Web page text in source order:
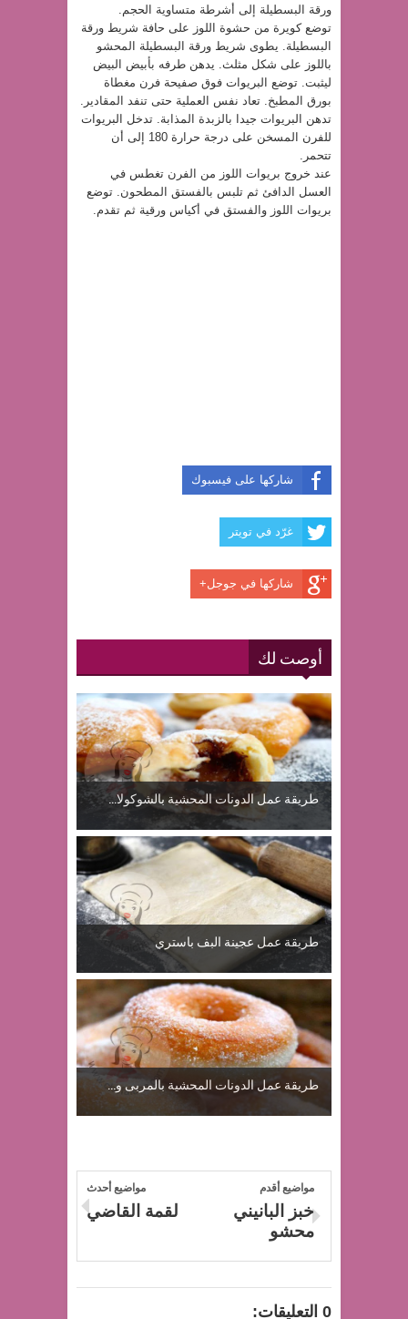
ورقة البسطيلة إلى أشرطة متساوية الحجم.
توضع كويرة من حشوة اللوز على حافة شريط ورقة
البسطيلة. يطوى شريط ورقة البسطيلة المحشو
باللوز على شكل مثلث. يدهن طرفه بأبيض البيض
ليثبت. توضع البريوات فوق صفيحة فرن مغطاة
بورق المطبخ. تعاد نفس العملية حتى تنفد المقادير.
تدهن البريوات جيدا بالزبدة المذابة. تدخل البريوات
للفرن المسخن على درجة حرارة 180 إلى أن
تتحمر.
عند خروج بريوات اللوز من الفرن تغطس في
العسل الدافئ ثم تلبس بالفستق المطحون. توضع
بريوات اللوز والفستق في أكياس ورقية ثم تقدم.
شاركها على فيسبوك
غرّد في تويتر
شاركها في جوجل+
أوصت لك
طريقة عمل الدونات المحشية بالشوكولا...
طريقة عمل عجينة البف باستري
طريقة عمل الدونات المحشية بالمربى و...
مواضيع أحدث
لقمة القاضي
مواضيع أقدم
خبز البانيني
محشو
0 التعليقات: